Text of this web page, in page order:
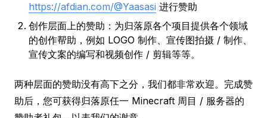
https://afdian.com/@Yaasasi 进行赞助
创作层面上的赞助：为归落原各个项目提供各个领域
的创作帮助，例如 LOGO 制作、宣传图拍摄 / 制作、
宣传文案的编写和视频创作 / 剪辑等等。
两种层面的赞助没有高下之分，我们都非常欢迎。完成赞
助后，您可获得归落原任一 Minecraft 周目 / 服务器的